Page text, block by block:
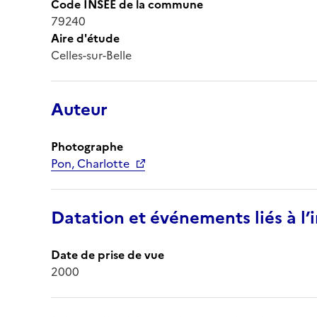
Code INSEE de la commune
79240
Aire d'étude
Celles-sur-Belle
Auteur
Photographe
Pon, Charlotte
Datation et événements liés à
Date de prise de vue
2000